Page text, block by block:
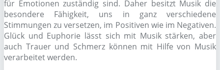
für Emotionen zuständig sind. Daher besitzt Musik die
besondere Fähigkeit, uns in ganz verschiedene
Stimmungen zu versetzen, im Positiven wie im Negativen.
Glück und Euphorie lässt sich mit Musik stärken, aber
auch Trauer und Schmerz können mit Hilfe von Musik
verarbeitet werden.